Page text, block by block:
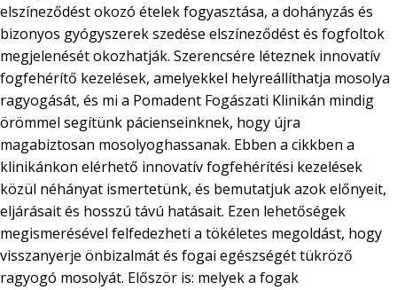
elszíneződést okozó ételek fogyasztása, a dohányzás és
bizonyos gyógyszerek szedése elszíneződést és fogfoltok
megjelenését okozhatják. Szerencsére léteznek innovatív
fogfehérítő kezelések, amelyekkel helyreállíthatja mosolya
ragyogását, és mi a Pomadent Fogászati Klinikán mindig
örömmel segítünk pácienseinknek, hogy újra
magabiztosan mosolyoghassanak. Ebben a cikkben a
klinikánkon elérhető innovatív fogfehérítési kezelések
közül néhányat ismertetünk, és bemutatjuk azok előnyeit,
eljárásait és hosszú távú hatásait. Ezen lehetőségek
megismerésével felfedezheti a tökéletes megoldást, hogy
visszanyerje önbizalmát és fogai egészségét tükröző
ragyogó mosolyát. Először is: melyek a fogak